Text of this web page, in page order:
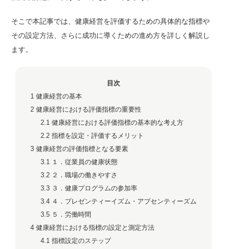
そこで本記事では、健康経営を評価するための具体的な指標や
その設定方法、さらに成功に導くための進め方を詳しく解説し
ます。
目次
1 健康経営の基本
2 健康経営における評価指標の重要性
2.1 健康経営における評価指標の基本的な考え方
2.2指標を設定・評価するメリット
3 健康経営の評価指標となる要素
3.1
１．従業員の健康状態
3.2２．職場の働きやすさ
3.3３．健康プログラムの参加率
3.4４．プレゼンティーイズム・アブセンティーズム
3.5５．労働時間
4 健康経営における指標の設定と測定方法
4.1 指標設定のステップ